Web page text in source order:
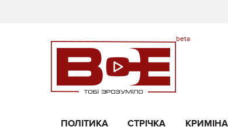
ПОЛІТИКА СТРІЧКА